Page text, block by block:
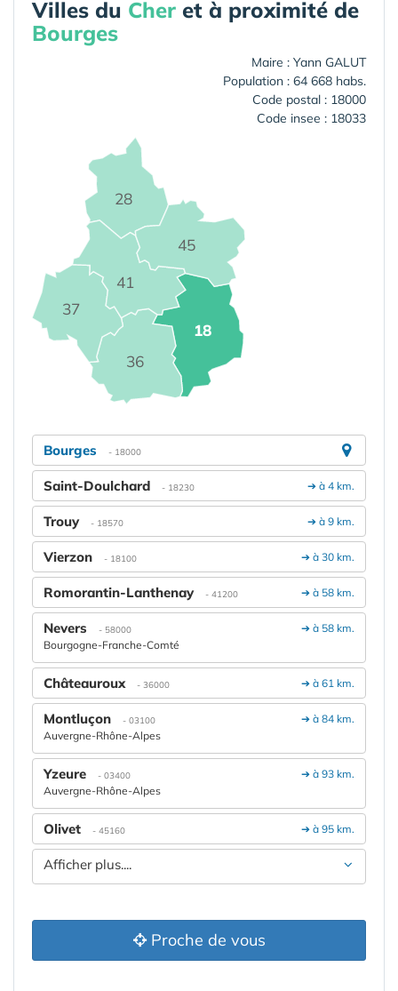
Villes du Cher et à proximité de
Bourges
Maire : Yann GALUT
Population : 64 668 habs.
Code postal : 18000
Code insee : 18033
18
28
36
37
41
45
Bourges - 18000
➔ à 4 km.
Saint-Doulchard - 18230
➔ à 9 km.
Trouy - 18570
➔ à 30 km.
Vierzon - 18100
➔ à 58 km.
Romorantin-Lanthenay - 41200
➔ à 58 km.
Nevers - 58000
Bourgogne-Franche-Comté
➔ à 61 km.
Châteauroux - 36000
➔ à 84 km.
Montluçon - 03100
Auvergne-Rhône-Alpes
➔ à 93 km.
Yzeure - 03400
Auvergne-Rhône-Alpes
➔ à 95 km.
Olivet - 45160
Afficher plus....
Proche de vous